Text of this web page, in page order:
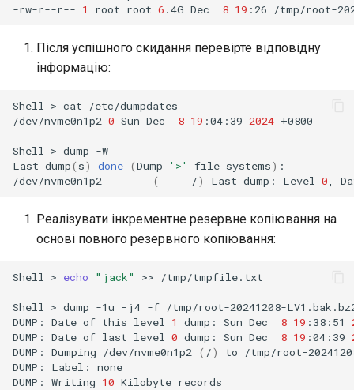
-rw-r--r-- 1 root root 6 .4G Dec 8 19 :26
Після успішного скидання перевірте відповідну
інформацію:
Shell > cat
/etc/dumpdates
/dev/nvme0n1p2 0 Sun Dec 8 19 :04:39 2024 +0800
Shell > dump -W
Last dump( s) done (Dump '>' file systems) :
/dev/nvme0n1p2
( /) Last dump: Level 0
Реалізувати інкрементне резервне копіювання на
основі повного резервного копіювання:
Shell > echo "jack" >> /tmp/tmpfile.txt
Shell > dump -1u -j4 -f /tmp/root-20241208-
DUMP:
Date of this level 1 dump: Sun Dec 8 19 :38:51
DUMP:
Date of last level 0 dump: Sun Dec 8 19 :04:39
DUMP:
Dumping /dev/nvme0n1p2 ( /) to
/tmp/root-
DUMP:
Label:
none
DUMP:
Writing 10 Kilobyte records